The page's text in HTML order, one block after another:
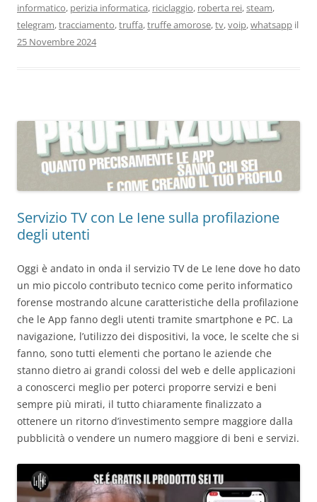
informatico, perizia informatica, riciclaggio, roberta rei,steam,
telegram,tracciamento,truffa,truffe amorose,tv,voip,whatsapp il
25 Novembre 2024
Servizio TV con Le Iene sulla profilazione
degli utenti
Oggi è andato in onda il servizio TV de Le Iene dove ho dato
un mio piccolo contributo tecnico come perito informatico
forense mostrando alcune caratteristiche della profilazione
che le App fanno degli utenti tramite smartphone e PC. La
navigazione, l’utilizzo dei dispositivi, la voce, le scelte che si
fanno, sono tutti elementi che portano le aziende che
stanno dietro ai grandi colossi del web e delle applicazioni
a conoscerci meglio per poterci proporre servizi e beni
sempre più mirati, il tutto chiaramente finalizzato a
ottenere un ritorno d’investimento sempre maggiore dalla
pubblicità o vendere un numero maggiore di beni e servizi.